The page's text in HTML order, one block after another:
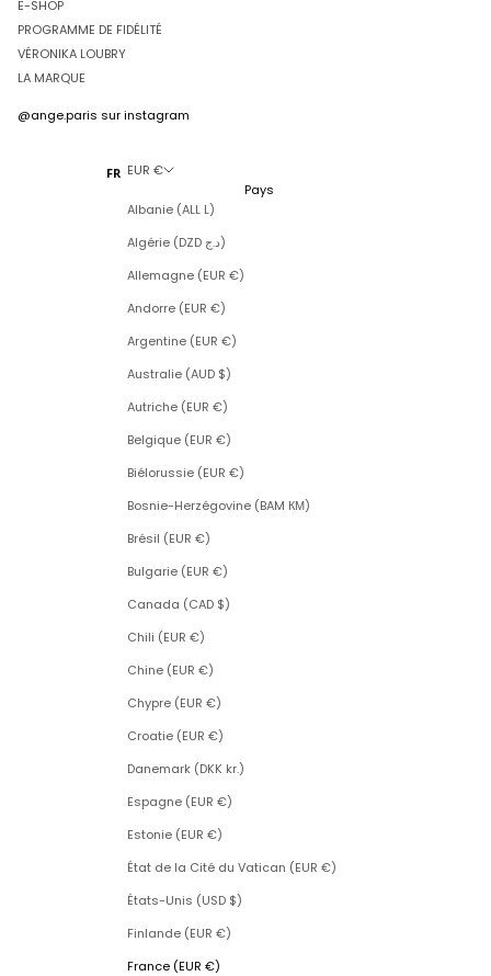
E-SHOP
PROGRAMME DE FIDÉLITÉ
VÉRONIKA LOUBRY
LA MARQUE
@ange.paris sur instagram
FR EUR €
Pays
Albanie (ALL L)
Algérie (DZD د.ج)
Allemagne (EUR €)
Andorre (EUR €)
Argentine (EUR €)
Australie (AUD $)
Autriche (EUR €)
Belgique (EUR €)
Biélorussie (EUR €)
Bosnie-Herzégovine (BAM КМ)
Brésil (EUR €)
Bulgarie (EUR €)
Canada (CAD $)
Chili (EUR €)
Chine (EUR €)
Chypre (EUR €)
Croatie (EUR €)
Danemark (DKK kr.)
Espagne (EUR €)
Estonie (EUR €)
État de la Cité du Vatican (EUR €)
États-Unis (USD $)
Finlande (EUR €)
France (EUR €)